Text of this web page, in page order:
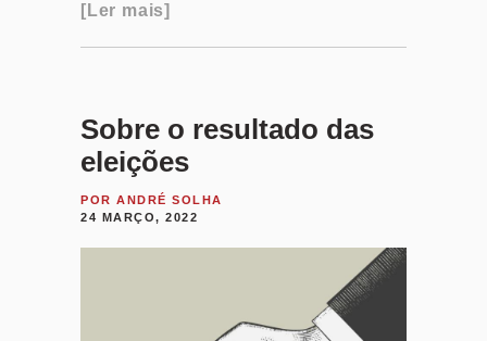
Ler mais
Sobre o resultado das
eleições
POR ANDRÉ SOLHA
24 MARÇO, 2022